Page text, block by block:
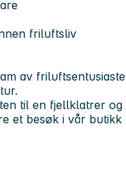
friluftsliv
av
til en fjellklatrer og
et besøk i vår